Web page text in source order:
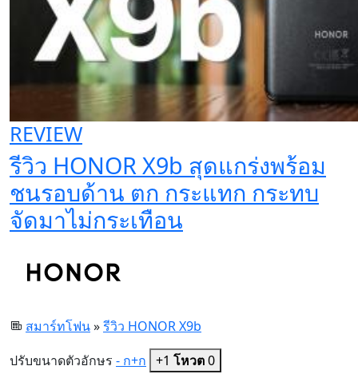
REVIEW
รีวิว HONOR X9b สุดแกร่งพร้อม
ชนรอบด้าน ตก กระแทก กระทบ
จัดมาไม่กระเทือน
สมาร์ทโฟน»รีวิว HONOR X9b
ปรับขนาดตัวอักษร - ก+ก +1 โหวต0